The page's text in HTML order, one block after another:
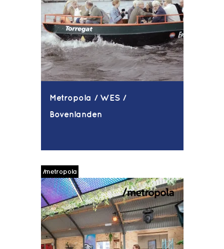
Metropola / WES /
Bovenlanden
/metropola